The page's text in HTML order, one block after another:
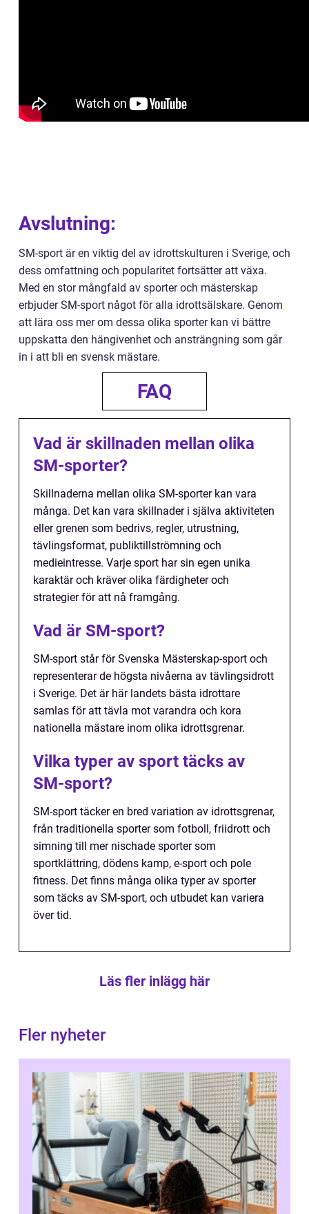
Avslutning:
SM-sport är en viktig del av idrottskulturen i Sverige, och
dess omfattning och popularitet fortsätter att växa.
Med en stor mångfald av sporter och mästerskap
erbjuder SM-sport något för alla idrottsälskare. Genom
att lära oss mer om dessa olika sporter kan vi bättre
uppskatta den hängivenhet och ansträngning som går
in i att bli en svensk mästare.
FAQ
Vad är skillnaden mellan olika
SM-sporter?
Skillnaderna mellan olika SM-sporter kan vara
många. Det kan vara skillnader i själva aktiviteten
eller grenen som bedrivs, regler, utrustning,
tävlingsformat, publiktillströmning och
medieintresse. Varje sport har sin egen unika
karaktär och kräver olika färdigheter och
strategier för att nå framgång.
Vad är SM-sport?
SM-sport står för Svenska Mästerskap-sport och
representerar de högsta nivåerna av tävlingsidrott
i Sverige. Det är här landets bästa idrottare
samlas för att tävla mot varandra och kora
nationella mästare inom olika idrottsgrenar.
Vilka typer av sport täcks av
SM-sport?
SM-sport täcker en bred variation av idrottsgrenar,
från traditionella sporter som fotboll, friidrott och
simning till mer nischade sporter som
sportklättring, dödens kamp, e-sport och pole
fitness. Det finns många olika typer av sporter
som täcks av SM-sport, och utbudet kan variera
över tid.
Läs fler inlägg här
Fler nyheter